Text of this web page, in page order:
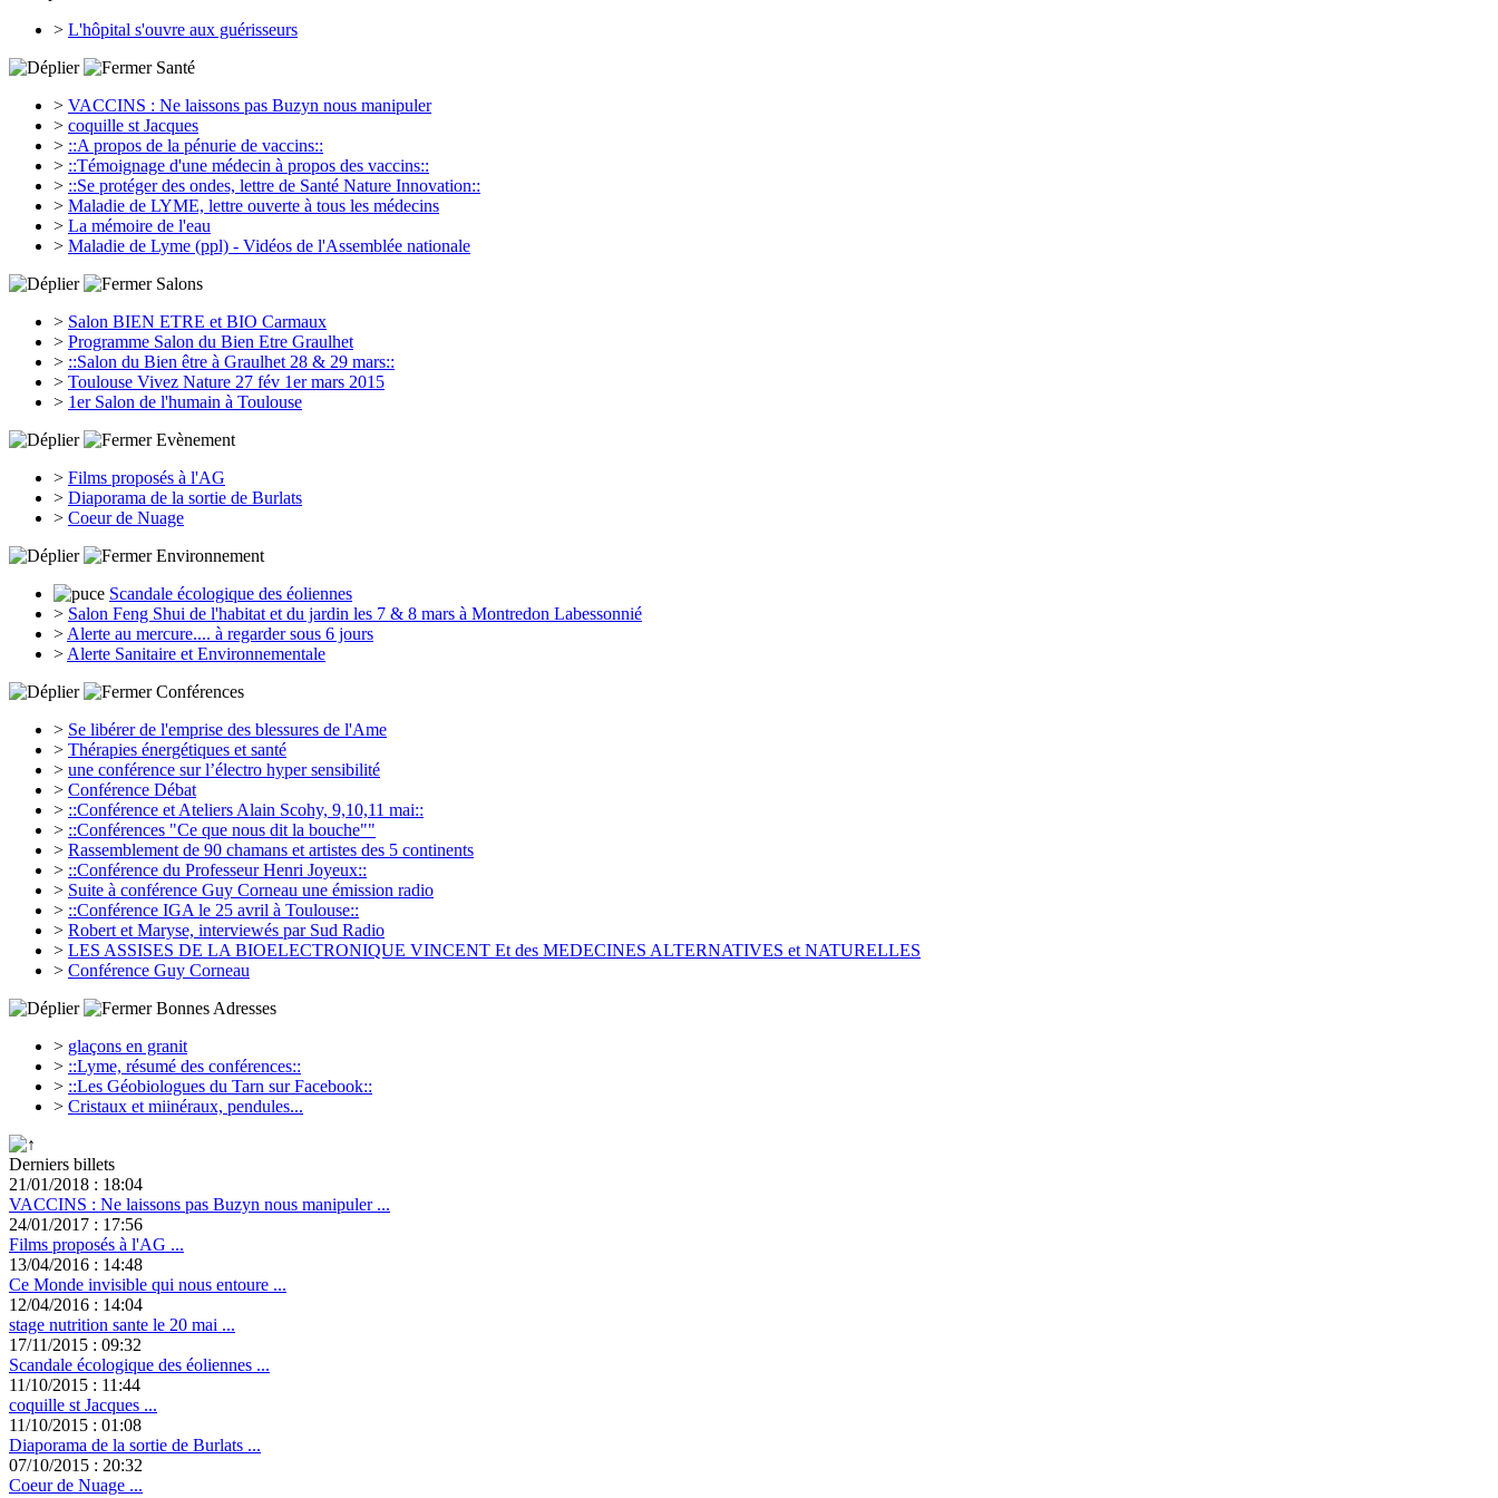
> L'hôpital s'ouvre aux guérisseurs
Santé
> VACCINS : Ne laissons pas Buzyn nous manipuler
> coquille st Jacques
> ::A propos de la pénurie de vaccins::
> ::Témoignage d'une médecin à propos des vaccins::
> ::Se protéger des ondes, lettre de Santé Nature Innovation::
> Maladie de LYME, lettre ouverte à tous les médecins
> La mémoire de l'eau
> Maladie de Lyme (ppl) - Vidéos de l'Assemblée nationale
Salons
> Salon BIEN ETRE et BIO Carmaux
> Programme Salon du Bien Etre Graulhet
> ::Salon du Bien être à Graulhet 28 & 29 mars::
> Toulouse Vivez Nature 27 fév 1er mars 2015
> 1er Salon de l'humain à Toulouse
Evènement
> Films proposés à l'AG
> Diaporama de la sortie de Burlats
> Coeur de Nuage
Environnement
Scandale écologique des éoliennes
> Salon Feng Shui de l'habitat et du jardin les 7 & 8 mars à Montredon Labessonnié
> Alerte au mercure.... à regarder sous 6 jours
> Alerte Sanitaire et Environnementale
Conférences
> Se libérer de l'emprise des blessures de l'Ame
> Thérapies énergétiques et santé
> une conférence sur l’électro hyper sensibilité
> Conférence Débat
> ::Conférence et Ateliers Alain Scohy, 9,10,11 mai::
> ::Conférences "Ce que nous dit la bouche""
> Rassemblement de 90 chamans et artistes des 5 continents
> ::Conférence du Professeur Henri Joyeux::
> Suite à conférence Guy Corneau une émission radio
> ::Conférence IGA le 25 avril à Toulouse::
> Robert et Maryse, interviewés par Sud Radio
> LES ASSISES DE LA BIOELECTRONIQUE VINCENT Et des MEDECINES ALTERNATIVES et NATURELLES
> Conférence Guy Corneau
Bonnes Adresses
> glaçons en granit
> ::Lyme, résumé des conférences::
> ::Les Géobiologues du Tarn sur Facebook::
> Cristaux et miinéraux, pendules...
Derniers billets
21/01/2018 : 18:04
VACCINS : Ne laissons pas Buzyn nous manipuler ...
24/01/2017 : 17:56
Films proposés à l'AG ...
13/04/2016 : 14:48
Ce Monde invisible qui nous entoure ...
12/04/2016 : 14:04
stage nutrition sante le 20 mai ...
17/11/2015 : 09:32
Scandale écologique des éoliennes ...
11/10/2015 : 11:44
coquille st Jacques ...
11/10/2015 : 01:08
Diaporama de la sortie de Burlats ...
07/10/2015 : 20:32
Coeur de Nuage ...